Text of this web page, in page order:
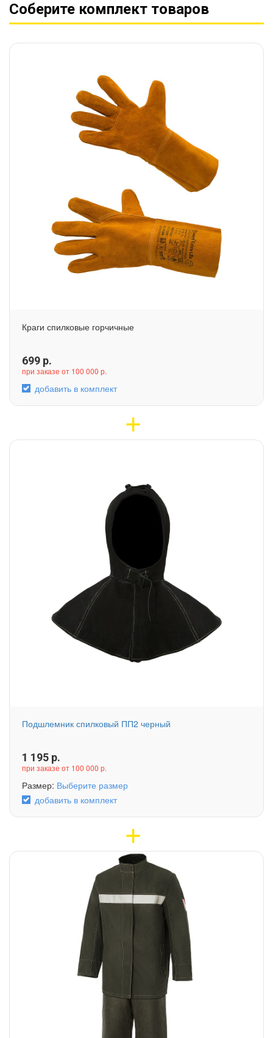
Соберите комплект товаров
Краги спилковые горчичные
699 р.
при заказе от 100 000 р.
добавить в комплект
Подшлемник спилковый ПП2 черный
1 195 р.
при заказе от 100 000 р.
Размер: Выберите размер
добавить в комплект